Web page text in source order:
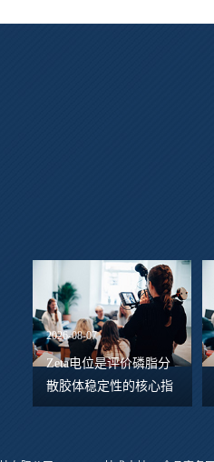
2026-08-07
Zeta电位是评价磷脂分
散胶体稳定性的核心指
标，反映颗粒滑动面处